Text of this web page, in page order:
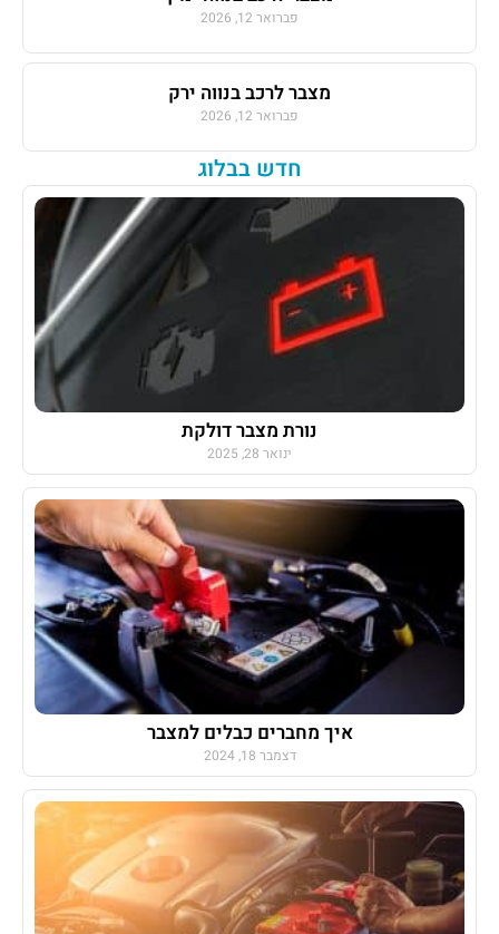
פברואר 12, 2026
מצבר לרכב בנווה ירק
פברואר 12, 2026
חדש בבלוג
נורת מצבר דולקת
ינואר 28, 2025
איך מחברים כבלים למצבר
דצמבר 18, 2024